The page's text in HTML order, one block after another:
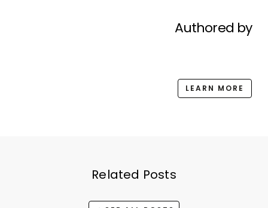
Authored by
LEARN MORE
Related Posts